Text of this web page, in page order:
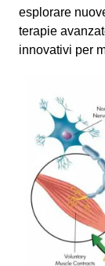
esplorare
terapie
innovativi per